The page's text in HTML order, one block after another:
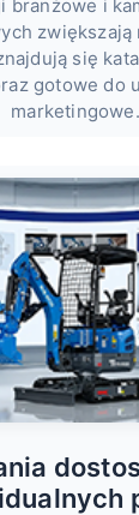
branżowe i
się
gotowe do
marketingowe.